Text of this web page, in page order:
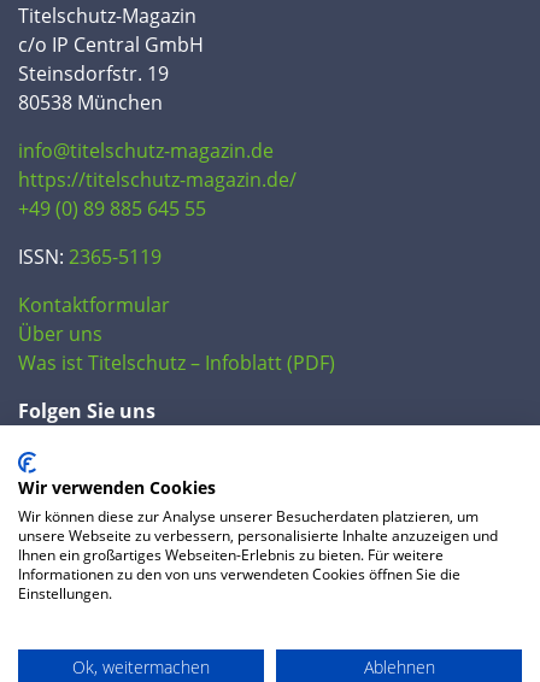
Titelschutz-Magazin
c/o IP Central GmbH
Steinsdorfstr. 19
80538 München
info@titelschutz-magazin.de
https://titelschutz-magazin.de/
+49 (0) 89 885 645 55
ISSN: 2365-5119
Kontaktformular
Über uns
Was ist Titelschutz – Infoblatt (PDF)
Folgen Sie uns
FAQ
Datenschutzerklärung AGB Preise
Wir verwenden Cookies
Wir können diese zur Analyse unserer Besucherdaten platzieren, um
unsere Webseite zu verbessern, personalisierte Inhalte anzuzeigen und
Ihnen ein großartiges Webseiten-Erlebnis zu bieten. Für weitere
Informationen zu den von uns verwendeten Cookies öffnen Sie die
Einstellungen.
Ok, weitermachen Ablehnen